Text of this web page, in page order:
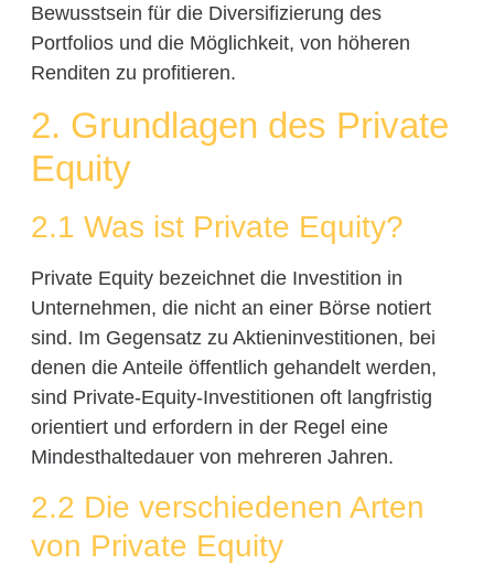
Bewusstsein für die Diversifizierung des
Portfolios und die Möglichkeit, von höheren
Renditen zu profitieren.
2. Grundlagen des Private
Equity
2.1 Was ist Private Equity?
Private Equity bezeichnet die Investition in
Unternehmen, die nicht an einer Börse notiert
sind. Im Gegensatz zu Aktieninvestitionen, bei
denen die Anteile öffentlich gehandelt werden,
sind Private-Equity-Investitionen oft langfristig
orientiert und erfordern in der Regel eine
Mindesthaltedauer von mehreren Jahren.
2.2 Die verschiedenen Arten
von Private Equity